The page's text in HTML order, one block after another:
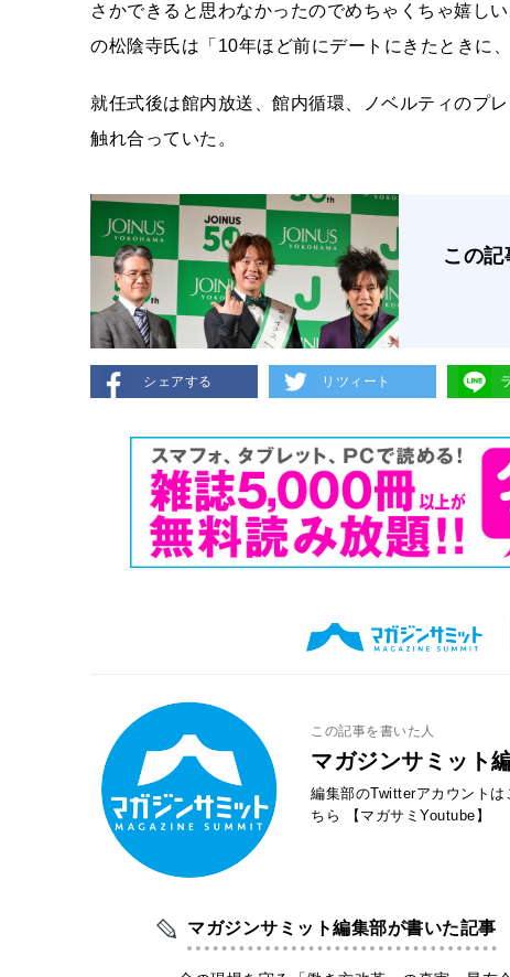
さかできると思わなかったのでめちゃくちゃ嬉し
の松陰寺氏は「10年ほど前にデートにきたときに
就任式後は館内放送、館内循環、ノベルティのプ
触れ合っていた。
この記
シェアする リツィート
この記事を書いた人
マガジンサミット
編集部のTwitterアカウントは
ちら
【マガサミYoutube】
マガジンサミット編集部が書いた記事